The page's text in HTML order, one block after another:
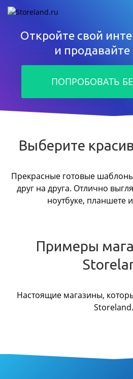
Откройте свой
и
ПОПРОБОВАТЬ
Выберите
Прекрасные готовые
друг на друга. Отлично
ноутбуке, планшете
Примеры
Настоящие магазины,
Storeland.